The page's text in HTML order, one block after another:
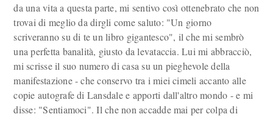
da una vita a questa parte, mi sentivo così ottenebrato che non
trovai di meglio da dirgli come saluto: "Un giorno
scriveranno su di te un libro gigantesco", il che mi sembrò
una perfetta banalità, giusto da levataccia. Lui mi abbracciò,
mi scrisse il suo numero di casa su un pieghevole della
manifestazione - che conservo tra i miei cimeli accanto alle
copie autografe di Lansdale e apporti dall'altro mondo - e mi
disse: "Sentiamoci". Il che non accadde mai per colpa di